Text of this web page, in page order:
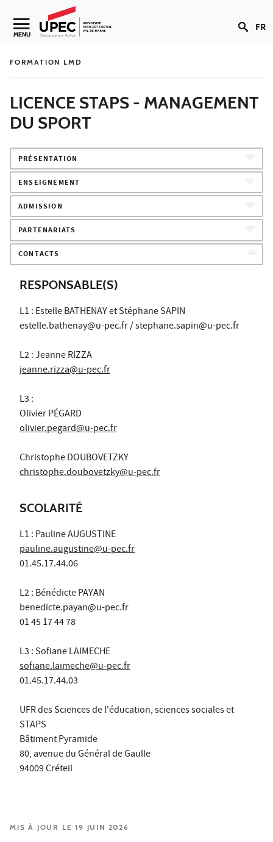
Aller au contenu
Navigation secondaire
MENU FR
FORMATION LMD
LICENCE STAPS - MANAGEMENT
DU SPORT
PRÉSENTATION
ENSEIGNEMENT
ADMISSION
PARTENARIATS
CONTACTS
RESPONSABLE(S)
L1 : Estelle BATHENAY et Stéphane SAPIN
estelle.bathenay@u-pec.fr / stephane.sapin@u-pec.fr
L2 : Jeanne RIZZA
jeanne.rizza@u-pec.fr
L3 :
Olivier PÉGARD
olivier.pegard@u-pec.fr
Christophe DOUBOVETZKY
christophe.doubovetzky@u-pec.fr
SCOLARITÉ
L1 : Pauline AUGUSTINE
pauline.augustine@u-pec.fr
01.45.17.44.06
L2 : Bénédicte PAYAN
benedicte.payan@u-pec.fr
01 45 17 44 78
L3 : Sofiane LAIMECHE
sofiane.laimeche@u-pec.fr
01.45.17.44.03
UFR des Sciences de l'éducation, sciences sociales et
STAPS
Bâtiment Pyramide
80, avenue du Général de Gaulle
94009 Créteil
MIS À JOUR LE 19 JUIN 2026